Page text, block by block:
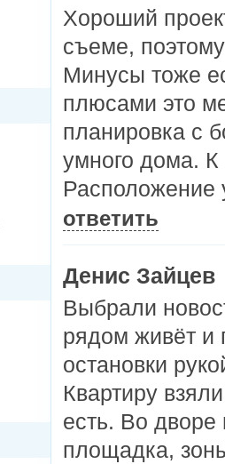
Хороший
съеме,
Минусы тоже
плюсами это
планировка с
умного дома. К
Расположение
ответить
Денис Зайцев
Выбрали
рядом живёт и
остановки
Квартиру
есть. Во дворе
площадка,